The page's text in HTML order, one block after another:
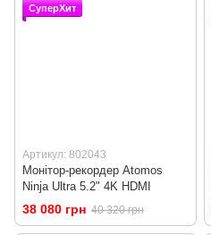
СуперХит
Артикул: 802043
Монітор-рекордер Atomos
Ninja Ultra 5.2" 4K HDMI
38 080 грн 40 320 грн